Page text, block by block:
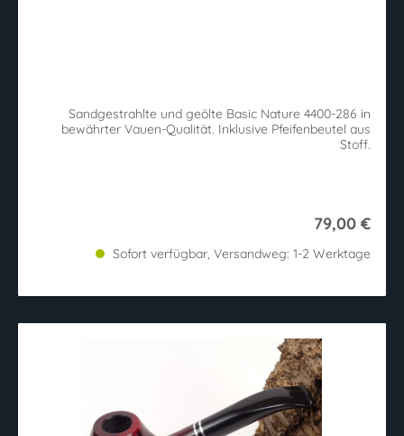
Sandgestrahlte und geölte Basic Nature 4400-286 in
bewährter Vauen-Qualität. Inklusive Pfeifenbeutel aus
Stoff.
79,00 €
Sofort verfügbar, Versandweg: 1-2 Werktage